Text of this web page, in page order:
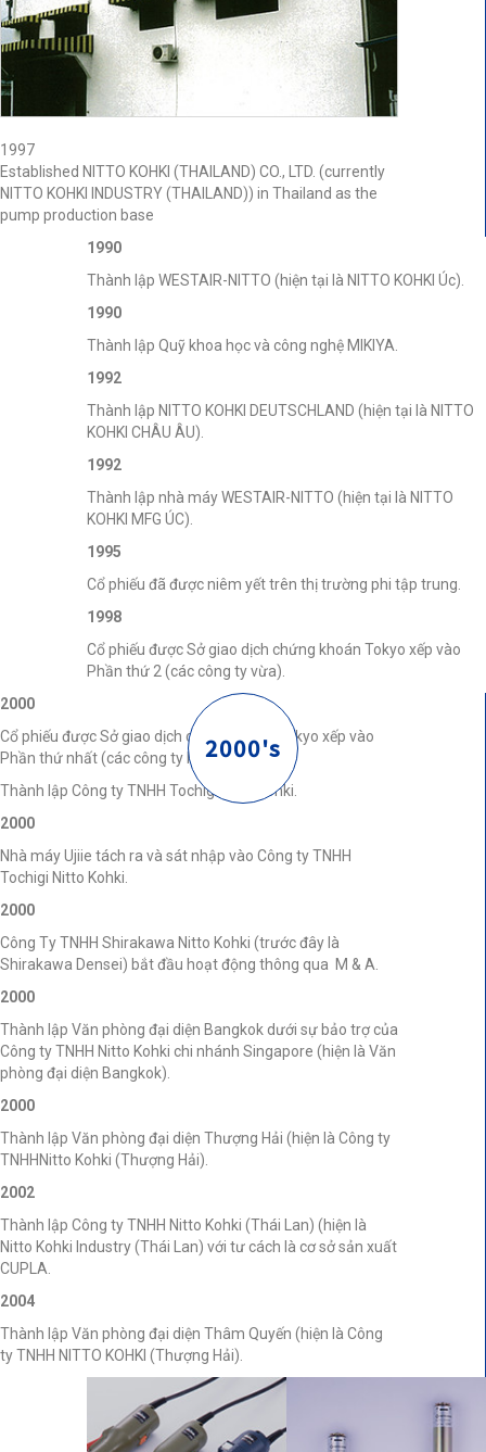
1997
Established NITTO KOHKI (THAILAND) CO., LTD. (currently
NITTO KOHKI INDUSTRY (THAILAND)) in Thailand as the
pump production base
1990
Thành lập WESTAIR-NITTO (hiện tại là NITTO KOHKI Úc).
1990
Thành lập Quỹ khoa học và công nghệ MIKIYA.
1992
Thành lập NITTO KOHKI DEUTSCHLAND (hiện tại là NITTO
KOHKI CHÂU ÂU).
1992
Thành lập nhà máy WESTAIR-NITTO (hiện tại là NITTO
KOHKI MFG ÚC).
1995
Cổ phiếu đã được niêm yết trên thị trường phi tập trung.
1998
Cổ phiếu được Sở giao dịch chứng khoán Tokyo xếp vào
Phần thứ 2 (các công ty vừa).
2000's
2000
Cổ phiếu được Sở giao dịch chứng khoán Tokyo xếp vào
Phần thứ nhất (các công ty lớn).
Thành lập Công ty TNHH Tochigi Nitto Kohki.
2000
Nhà máy Ujiie tách ra và sát nhập vào Công ty TNHH
Tochigi Nitto Kohki.
2000
Công Ty TNHH Shirakawa Nitto Kohki (trước đây là
Shirakawa Densei) bắt đầu hoạt động thông qua M & A.
2000
Thành lập Văn phòng đại diện Bangkok dưới sự bảo trợ của
Công ty TNHH Nitto Kohki chi nhánh Singapore (hiện là Văn
phòng đại diện Bangkok).
2000
Thành lập Văn phòng đại diện Thượng Hải (hiện là Công ty
TNHHNitto Kohki (Thượng Hải).
2002
Thành lập Công ty TNHH Nitto Kohki (Thái Lan) (hiện là
Nitto Kohki Industry (Thái Lan) với tư cách là cơ sở sản xuất
CUPLA.
2004
Thành lập Văn phòng đại diện Thâm Quyến (hiện là Công
ty TNHH NITTO KOHKI (Thượng Hải).